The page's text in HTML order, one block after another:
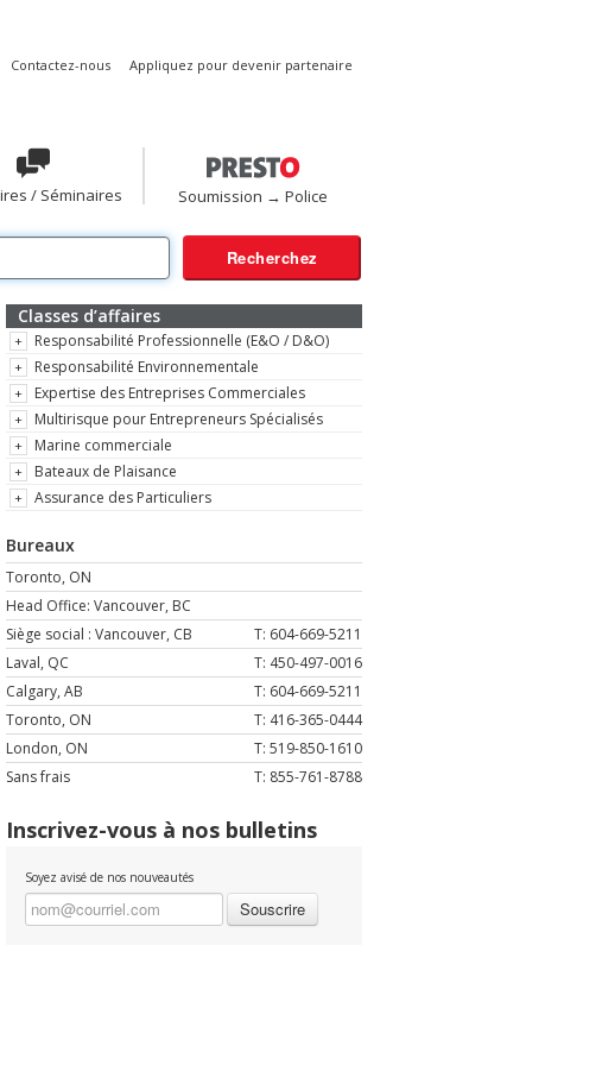
Contactez-nous Appliquez pour devenir partenaire
/ Séminaires Soumission → Police
Classes d’affaires
Responsabilité Professionnelle (E&O / D&O)
Responsabilité Environnementale
Expertise des Entreprises Commerciales
Multirisque pour Entrepreneurs Spécialisés
Marine commerciale
Bateaux de Plaisance
Assurance des Particuliers
Bureaux
Toronto, ON
Head Office: Vancouver, BC
T: 604-669-5211
Siège social : Vancouver, CB
T: 450-497-0016
Laval, QC
T: 604-669-5211
Calgary, AB
T: 416-365-0444
Toronto, ON
T: 519-850-1610
London, ON
T: 855-761-8788
Sans frais
Inscrivez-vous à nos bulletins
Soyez avisé de nos nouveautés
Souscrire